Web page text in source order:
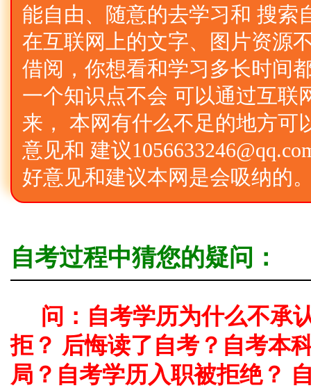
能自由、随意的去学习和 搜索
在互联网上的文字、图片资源
借阅，你想看和学习多长时间
一个知识点不会 可以通过互联
来， 本网有什么不足的地方可
意见和 建议
好意见和建议本网是会吸纳的
自考过程中猜您的疑问：
问：自考学历为什么不承
拒？ 后悔读了自考？自考本
局？自考学历入职被拒绝？